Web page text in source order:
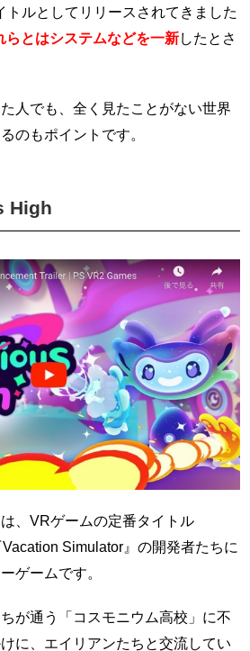
トルとしてリリースされてきました
らとはシステムなどを一新したとさ
人でも、全く見たことがない世界
のもポイントです。
High
は、VRゲームの定番タイトル
Vacation Simulator』の開発者たちに
ゲームです。
が通う「コスモニウム高校」に不
に、エイリアンたちと交流してい